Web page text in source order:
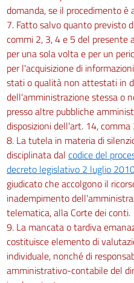
domanda, se il procedimento è
7. Fatto salvo quanto previsto
commi 2, 3, 4 e 5 del presente
per una sola volta e per un
per l'acquisizione di
stati o qualità non attestati in
dell'amministrazione stessa o
presso altre pubbliche
disposizioni dell'art. 14, comma
8. La tutela in materia di
disciplinata dal codice del
decreto legislativo 2 luglio
giudicato che accolgono il
inadempimento
telematica, alla Corte dei conti.
9. La mancata o tardiva
costituisce elemento di
individuale, nonché di
amministrativo-contabile del